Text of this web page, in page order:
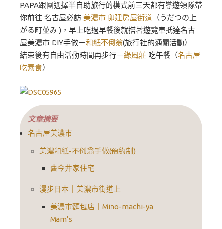
PAPA跟團選擇半自助旅行的模式前三天都有導遊領隊帶
你前往 名古屋必訪 美濃市 卯建房屋街道 （うだつの上
がる町並み )，早上吃過早餐後就搭著遊覽車抵達名古
屋美濃市 DIY手做－和紙不倒翁(旅行社的通關活動）
結束後有自由活動時間再步行－綠風莊 吃午餐（名古屋
吃素食）
文章摘要
名古屋美濃市
美濃和紙-不倒翁手做(預約制)
舊今井家住宅
漫步日本｜美濃市街道上
美濃市麵包店｜Mino-machi-ya
Mam’s